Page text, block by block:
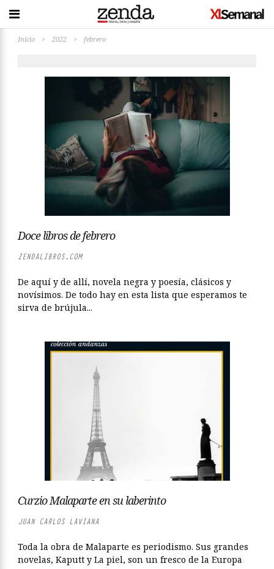
Inicio > 2022 > febrero
Doce libros de febrero
ZENDALIBROS.COM
De aquí y de allí, novela negra y poesía, clásicos y
novísimos. De todo hay en esta lista que esperamos te
sirva de brújula...
Curzio Malaparte en su laberinto
JUAN CARLOS LAVIANA
Toda la obra de Malaparte es periodismo. Sus grandes
novelas, Kaputt y La piel, son un fresco de la Europa